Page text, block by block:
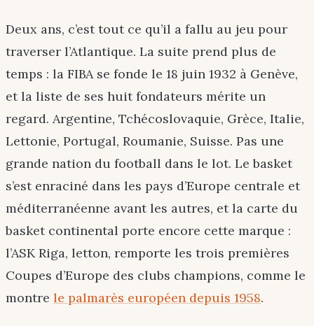
Deux ans, c’est tout ce qu’il a fallu au jeu pour
traverser l’Atlantique. La suite prend plus de
temps : la FIBA se fonde le 18 juin 1932 à Genève,
et la liste de ses huit fondateurs mérite un
regard. Argentine, Tchécoslovaquie, Grèce, Italie,
Lettonie, Portugal, Roumanie, Suisse. Pas une
grande nation du football dans le lot. Le basket
s’est enraciné dans les pays d’Europe centrale et
méditerranéenne avant les autres, et la carte du
basket continental porte encore cette marque :
l’ASK Riga, letton, remporte les trois premières
Coupes d’Europe des clubs champions, comme le
montre le palmarès européen depuis 1958.